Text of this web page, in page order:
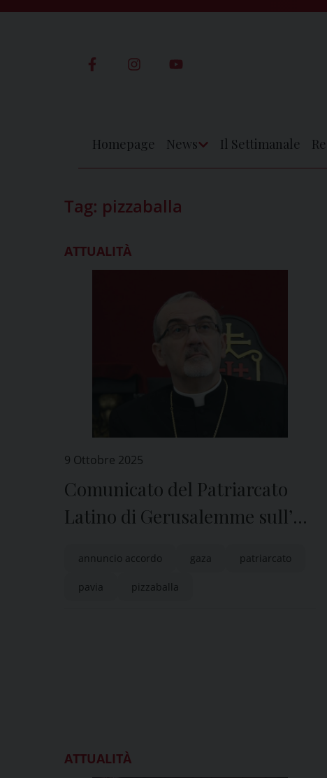
Homepage News Il Settimanale
Tag: pizzaballa
ATTUALITÀ
9 Ottobre 2025
Comunicato del Patriarcato
Latino di Gerusalemme sull’
annuncio accordo gaza patriarcato
pavia pizzaballa
ATTUALITÀ